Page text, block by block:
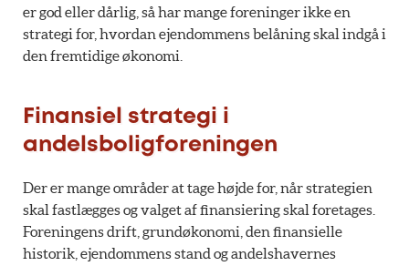
er god eller dårlig, så har mange foreninger ikke en
strategi for, hvordan ejendommens belåning skal indgå i
den fremtidige økonomi.
Finansiel strategi i
andelsboligforeningen
Der er mange områder at tage højde for, når strategien
skal fastlægges og valget af finansiering skal foretages.
Foreningens drift, grundøkonomi, den finansielle
historik, ejendommens stand og andelshavernes